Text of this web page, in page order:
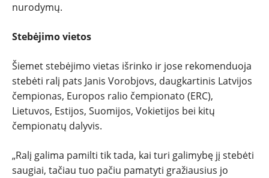
nurodymų.
Stebėjimo vietos
Šiemet stebėjimo vietas išrinko ir jose rekomenduoja
stebėti ralį pats Janis Vorobjovs, daugkartinis Latvijos
čempionas, Europos ralio čempionato (ERC),
Lietuvos, Estijos, Suomijos, Vokietijos bei kitų
čempionatų dalyvis.
„Ralį galima pamilti tik tada, kai turi galimybę jį stebėti
saugiai, tačiau tuo pačiu pamatyti gražiausius jo